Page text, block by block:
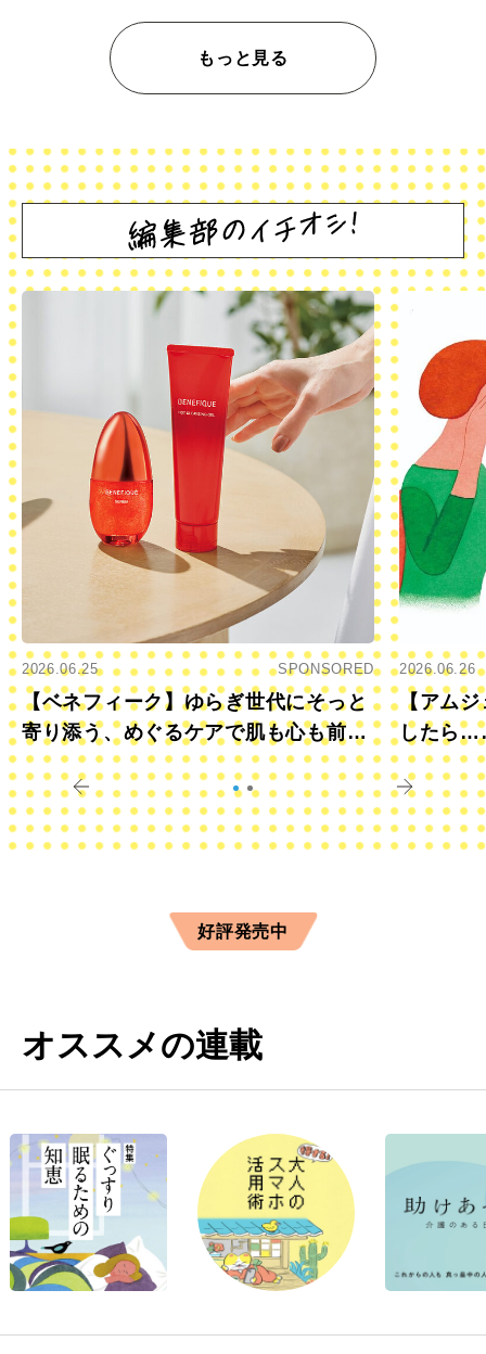
もっと見る
2026.06.25 SPONSORED
【ベネフィーク】ゆらぎ世代にそっと
寄り添う、めぐるケアで肌も心も前向
きに
2026.06.26
【アムジ
したら
すか？
好評発売中
オススメの連載